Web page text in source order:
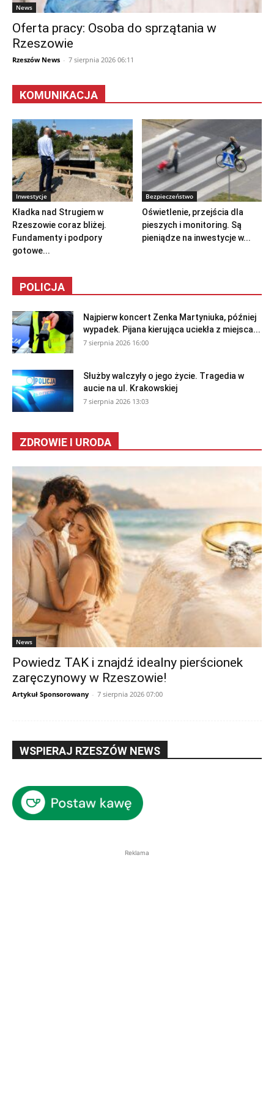
News
Oferta pracy: Osoba do sprzątania w
Rzeszowie
Rzeszów News - 7 sierpnia 2026 06:11
KOMUNIKACJA
Inwestycje
Kładka nad Strugiem w
Rzeszowie coraz bliżej.
Fundamenty i podpory
gotowe...
Bezpieczeństwo
Oświetlenie, przejścia dla
pieszych i monitoring. Są
pieniądze na inwestycje w...
POLICJA
Najpierw koncert Zenka Martyniuka, później
wypadek. Pijana kierująca uciekła z miejsca...
7 sierpnia 2026 16:00
Służby walczyły o jego życie. Tragedia w
aucie na ul. Krakowskiej
7 sierpnia 2026 13:03
ZDROWIE I URODA
News
Powiedz TAK i znajdź idealny pierścionek
zaręczynowy w Rzeszowie!
Artykuł Sponsorowany - 7 sierpnia 2026 07:00
WSPIERAJ RZESZÓW NEWS
Reklama